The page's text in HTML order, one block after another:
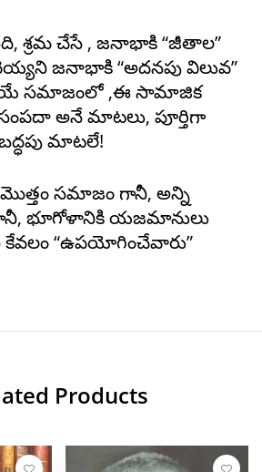
శ్రమ చేసే , జనాభాకి “జీతాల”
జనాభాకి “అదనపు విలువ”
సమాజంలో ,ఈ సామాజిక
అనే మాటలు, పూర్తిగా
మాటలే!
గానీ, అన్ని
భూగోళానికి యజమానులు
“ఉపయోగించేవారు”
Products